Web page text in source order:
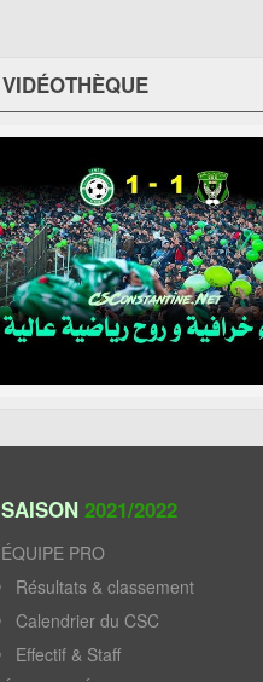
VIDÉOTHÈQUE
SAISON 2021/2022
ÉQUIPE PRO
Résultats & classement
Calendrier du CSC
Effectif & Staff